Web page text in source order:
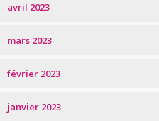
avril 2023
mars 2023
février 2023
janvier 2023